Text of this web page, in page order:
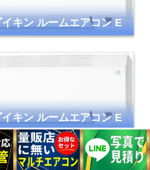
キン ルームエアコン E
ホワイト 2025年モデル
デル ストリーマ
キン ルームエアコン E
ホワイト 2025年モデル
デル ストリーマ